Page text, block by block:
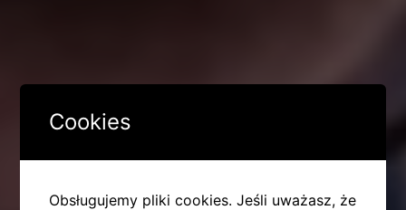
Cookies
Obsługujemy pliki cookies. Jeśli uważasz, że